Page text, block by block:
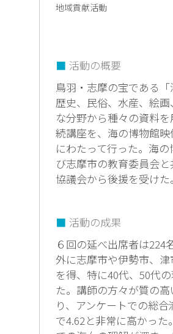
地域貢献活動
活動の概要
鳥羽・志摩の宝である「
歴史、民俗、水産、絵
な分野から種々の資料
続講座を、海の博物館
にわたって行った。海
び志摩市の教育委員会
協議会から後援を受けた。
活動の成果
６回の延べ出席者は224
外に志摩市や伊勢市、
を得、特に40代、50代
た。講師の方々が質の
り、アンケートでの総
で4.62と非常に高かっ